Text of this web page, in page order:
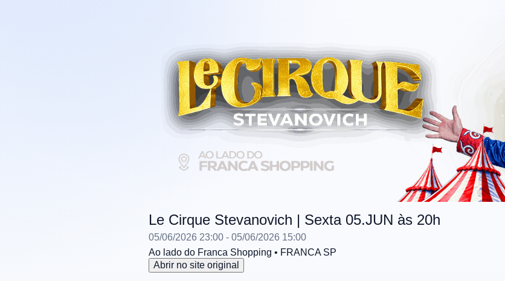
Le Cirque Stevanovich | Sexta 05.JUN às 20h
05/06/2026 23:00 - 05/06/2026 15:00
Ao lado do Franca Shopping • FRANCA SP
Abrir no site original